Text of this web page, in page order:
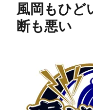
風岡もひど
断も悪い